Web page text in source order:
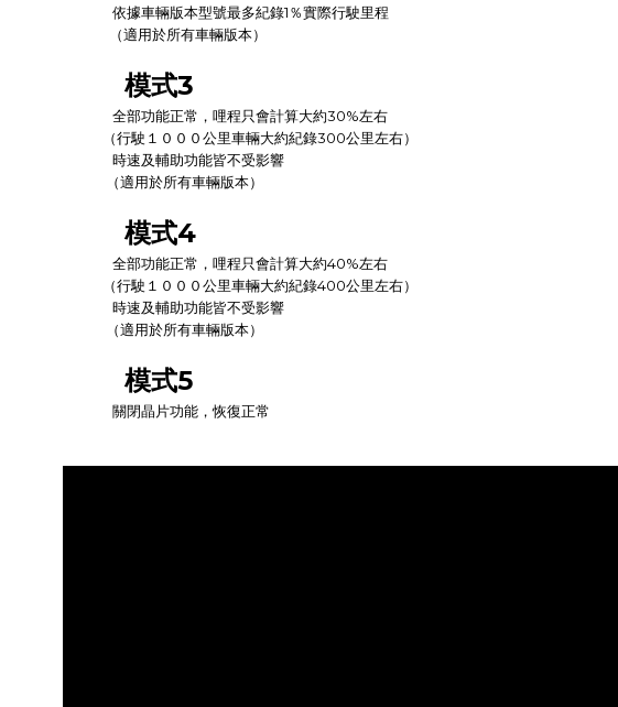
依據車輛版本型號最多紀錄1％實際行駛里程
（適用於所有車輛版本）
模式3
全部功能正常，哩程只會計算大約30%左右
（行駛１０００公里車輛大約紀錄300公里左右）
時速及輔助功能皆不受影響
（適用於所有車輛版本）
模式4
全部功能正常，哩程只會計算大約40%左右
（行駛１０００公里車輛大約紀錄400公里左右）
時速及輔助功能皆不受影響
（適用於所有車輛版本）
模式5
關閉晶片功能，恢復正常